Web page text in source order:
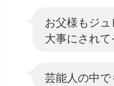
お父様もジ
大事にされて
芸能人の中で